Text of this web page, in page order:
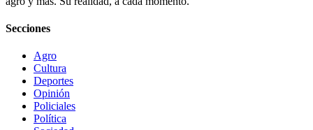
Secciones
Agro
Cultura
Deportes
Opinión
Policiales
Política